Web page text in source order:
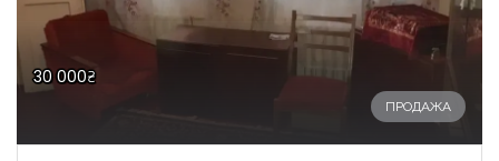
30 000₴
ПРОДАЖА